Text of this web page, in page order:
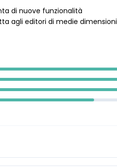
di nuove funzionalità
agli editori di medie dimensioni